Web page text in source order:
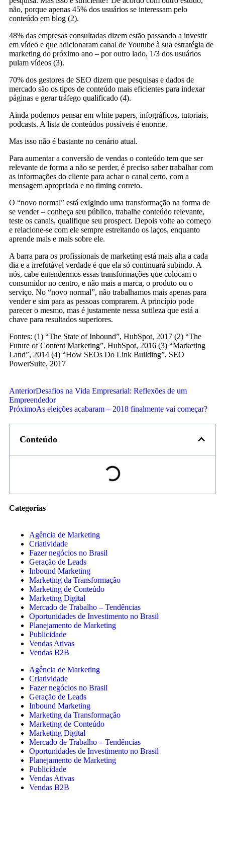
não, porque apenas 45% dos usuários se interessam pelo
conteúdo em blog (2).
48% das empresas consultadas dizem estão passando a investir
em vídeo e que adicionaram canal de Youtube à sua estratégia de
marketing do próximo ano – por outro lado, 1/3 dos usuários
pulam vídeos (3).
70% dos gestores de SEO dizem que pesquisas e dados de
mercado são os tipos de conteúdo mais eficientes para indexar
páginas e gerar tráfego qualificado (4).
Ainda podemos pensar em white papers, infográficos, tutoriais,
podcasts. A lista de conteúdos possíveis é enorme.
Mas isso não é bastante no cenário atual.
Para aumentar a conversão de vendas o conteúdo tem que ser
relevante de forma a não se perder, é preciso saber trabalhar com
as informações do cliente para achar o canal certo, com a
mensagem apropriada e no timing correto.
O “novo normal” está exigindo uma transformação na forma de
se vender – conheça seu público, trabalhe conteúdo relevante,
teste os canais, qualifique seu prospect. Depois volte ao começo
e relacione-se com ele sempre estreitando os laços, enquanto
aprende mais e mais sobre ele.
A barra para os profissionais de marketing está mais alta a cada
dia e a irrefutável verdade é que ela só continuará subindo. A
nós, cabe entendermos essas transformações que colocam o
consumidor no centro, e não mais a marca, o produto ou o
serviço. No “novo normal”, não trabalhamos mais apenas para
vender e sim para as pessoas comprarem. A princípio pode
parecer o mesmo, mas é justamente nessa sutileza que está a
chave para resultados superiores.
Fontes: (1) “The State of Inbound”, HubSpot, 2017 (2) “The
Future of Content Marketing”, HubSpot, 2016 (3) “Marketing
Land”, 2014 (4) “How SEOs Do Link Building”, SEO
PowerSuite, 2017
AnteriorDesafios na Vida Empresarial: Reflexões de um
Empreendedor
PróximoAs eleições acabaram – 2018 finalmente vai começar?
Conteúdo
Categorias
Agência de Marketing
Criatividade
Fazer negócios no Brasil
Geração de Leads
Inbound Marketing
Marketing da Transformação
Marketing de Conteúdo
Marketing Digital
Mercado de Trabalho – Tendências
Oportunidades de Investimento no Brasil
Planejamento de Marketing
Publicidade
Vendas Ativas
Vendas B2B
Agência de Marketing
Criatividade
Fazer negócios no Brasil
Geração de Leads
Inbound Marketing
Marketing da Transformação
Marketing de Conteúdo
Marketing Digital
Mercado de Trabalho – Tendências
Oportunidades de Investimento no Brasil
Planejamento de Marketing
Publicidade
Vendas Ativas
Vendas B2B